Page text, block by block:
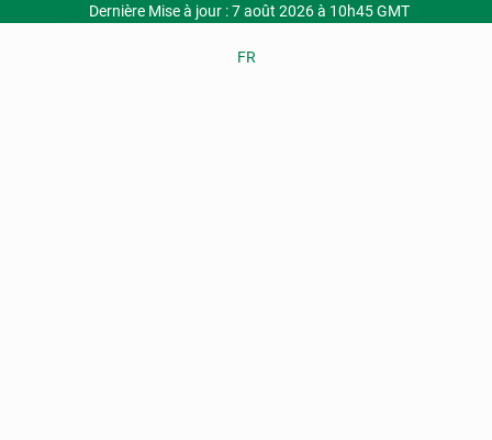
Dernière Mise à jour : 7 août 2026 à 10h45 GMT
FR